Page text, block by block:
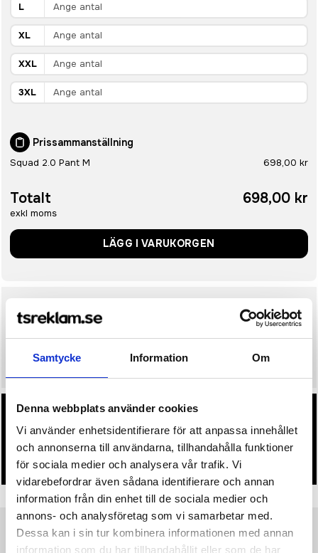
Samtycke Information Om
Denna webbplats använder cookies
Vi använder enhetsidentifierare för att anpassa innehållet
och annonserna till användarna, tillhandahålla funktioner
för sociala medier och analysera vår trafik. Vi
vidarebefordrar även sådana identifierare och annan
information från din enhet till de sociala medier och
annons- och analysföretag som vi samarbetar med.
Dessa kan i sin tur kombinera informationen med annan
information som du har tillhandahållit eller som de har
L
XL
XXL
3XL
Prissammanställning
Squad 2.0 Pant M 698,00 kr
Totalt
exkl moms
698,00 kr
LÄGG I VARUKORGEN
10 arbetsdagar
• Snabbare leverans? Ange önskat leveransdatum i kassan.
• Du får alltid godkänna en offert och skiss på mailen
innan beställningen blir bindande.
• Tryckfil/er logo laddas upp i kassan.
Produktinformation Specifikationer Pristabell Recensioner